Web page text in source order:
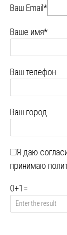
Ваш Email*
Ваше имя*
Ваш телефон
Ваш город
Я даю
принимаю
0+1 =